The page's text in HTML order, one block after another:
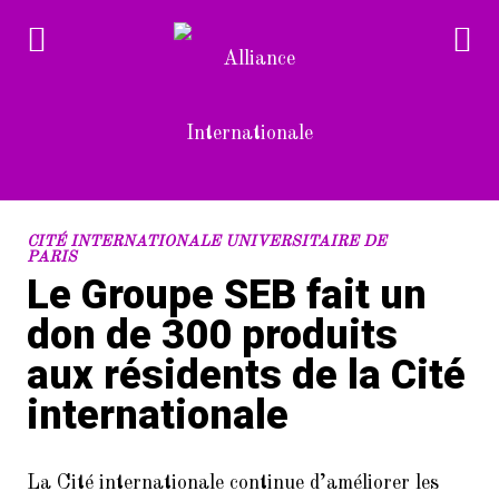
RECENT POSTS
Devenez bénévole à l’Alliance
Internationale
L’Alliance Internationale au
Forum des associations du 14è
arrondissement de Paris
(samedi 10/9/2022)
3.
Dans le cadre de la Semaine de la
CITÉ INTERNATIONALE UNIVERSITAIRE DE
PARIS
Le Groupe SEB fait un
don de 300 produits
aux résidents de la Cité
internationale
La Cité internationale continue d’améliorer les